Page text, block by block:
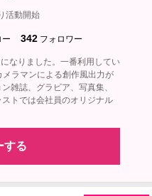
活動開始
ー 342 フォロワー
なりました。一番利用してい
ラマンによる創作風出力が
雑誌、グラビア、写真集、
トでは会社員のオリジナル
する